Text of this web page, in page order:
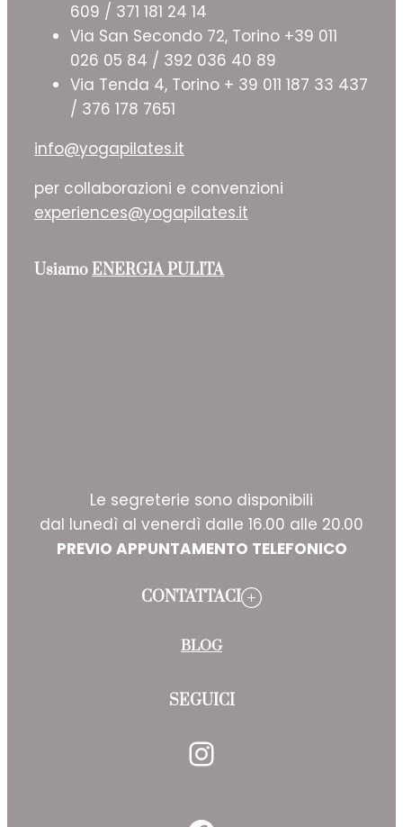
609 / 371 181 24 14
Via San Secondo 72, Torino +39 011
026 05 84 / 392 036 40 89
Via Tenda 4, Torino + 39 011 187 33 437
/ 376 178 7651
info@yogapilates.it
per collaborazioni e convenzioni
experiences@yogapilates.it
UsiamoENERGIA PULITA
Le segreterie sono disponibili
dal lunedì al venerdì dalle 16.00 alle 20.00
PREVIO APPUNTAMENTO TELEFONICO
CONTATTACI
BLOG
SEGUICI
Instagram